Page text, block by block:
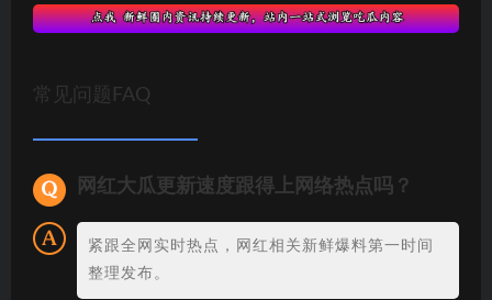
常见问题FAQ
网红大瓜更新速度跟得上网络热点吗？
紧跟全网实时热点，网红相关新鲜爆料第一时间
整理发布。